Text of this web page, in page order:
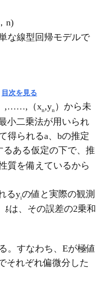
n)
な線型回帰モデルで
目次を見る
,……,（xn,yn ）から未
小二乗法が用いられ
得られるa、bの推定
るある仮定の下で、推
質を備えているから
るyiの値と実際の観測
は、その誤差の2乗和
。すなわち、Eが極値
それぞれ偏微分した